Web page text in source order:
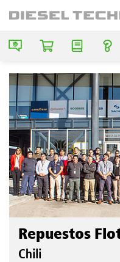
Repuestos
Chili